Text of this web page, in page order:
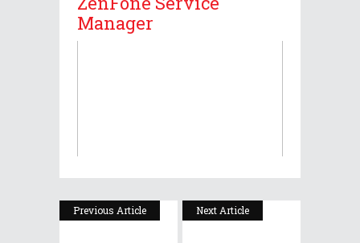
Manager
Previous Article Next Article